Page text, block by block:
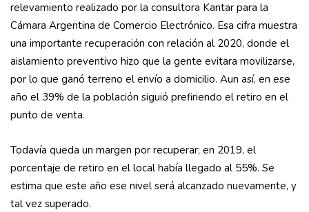
relevamiento realizado por la consultora Kantar para la
Cámara Argentina de Comercio Electrónico. Esa cifra muestra
una importante recuperación con relación al 2020, donde el
aislamiento preventivo hizo que la gente evitara movilizarse,
por lo que ganó terreno el envío a domicilio. Aun así, en ese
año el 39% de la población siguió prefiriendo el retiro en el
punto de venta.
Todavía queda un margen por recuperar; en 2019, el
porcentaje de retiro en el local había llegado al 55%. Se
estima que este año ese nivel será alcanzado nuevamente, y
tal vez superado.